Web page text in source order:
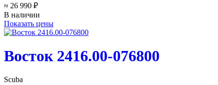
≈ 26 990 ₽
В наличии
Показать цены
Восток 2416.00-076800
Scuba